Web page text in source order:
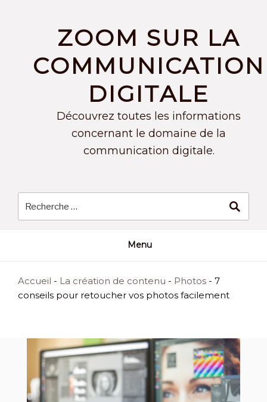
ZOOM SUR LA
COMMUNICATION
DIGITALE
Découvrez toutes les informations
concernant le domaine de la
communication digitale.
Menu
Accueil - La création de contenu - Photos - 7
conseils pour retoucher vos photos facilement